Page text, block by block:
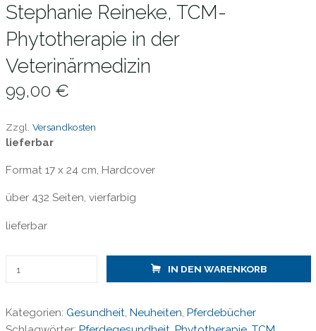
Stephanie Reineke, TCM-
Phytotherapie in der
Veterinärmedizin
99,00 €
Zzgl. Versandkosten
lieferbar
Format 17 x 24 cm, Hardcover
über 432 Seiten, vierfarbig
lieferbar
Phytotherapie
IN DEN WARENKORB
Kategorien: Gesundheit, Neuheiten, Pferdebücher